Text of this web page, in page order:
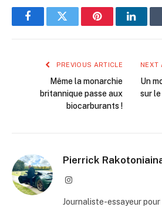
FacebookTwitter Pinterest
PREVIOUS ARTICLE
Même la monarchie
britannique passe aux
biocarburants !
NEXT
Un
sur
Pierrick
Instagram
Journaliste-essayeur